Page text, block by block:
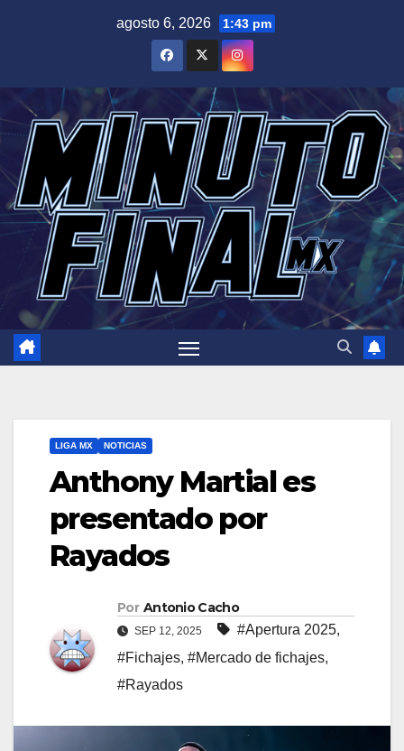
agosto 6, 2026 1:43 pm
LIGA MX NOTICIAS
Anthony Martial es
presentado por
Rayados
Por Antonio Cacho
SEP 12, 2025 #Apertura 2025,
#Fichajes, #Mercado de fichajes,
#Rayados